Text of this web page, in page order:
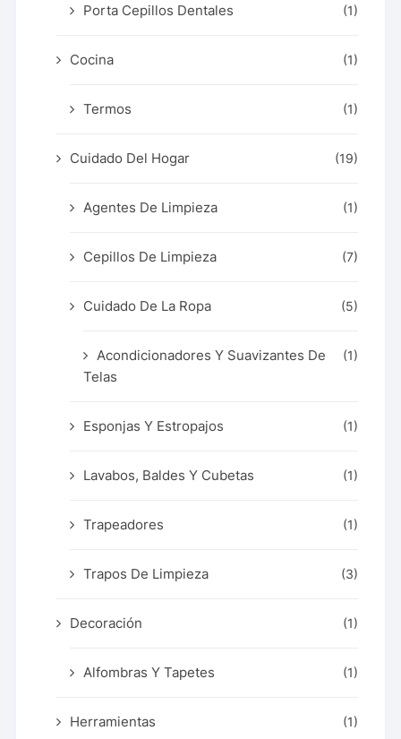
Porta Cepillos Dentales (1)
Cocina (1)
Termos (1)
Cuidado Del Hogar (19)
Agentes De Limpieza (1)
Cepillos De Limpieza (7)
Cuidado De La Ropa (5)
Acondicionadores Y Suavizantes De
Telas
(1)
Esponjas Y Estropajos (1)
Lavabos, Baldes Y Cubetas (1)
Trapeadores (1)
Trapos De Limpieza (3)
Decoración (1)
Alfombras Y Tapetes (1)
Herramientas (1)